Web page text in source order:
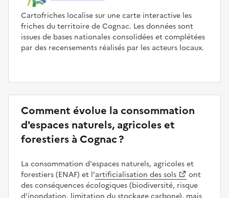
Cartofriches localise sur une carte interactive les
friches du territoire de Cognac. Les données sont
issues de bases nationales consolidées et complétées
par des recensements réalisés par les acteurs locaux.
Comment évolue la consommation
d'espaces naturels, agricoles et
forestiers à Cognac ?
La consommation d'espaces naturels, agricoles et
forestiers (ENAF) et l’artificialisation des sols
ont
des conséquences écologiques (biodiversité, risque